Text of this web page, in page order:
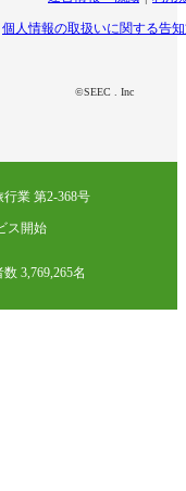
個人情報の取扱いに関する告
©SEEC . Inc
業 第2-368号
ス開始
3,769,265名